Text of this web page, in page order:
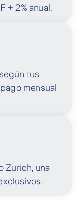
+ 2% anual.
tus
mensual
Zurich, una